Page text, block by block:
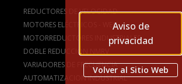
Aviso de
privacidad
Volver al Sitio Web
REDUCTORES DE VELOCIDAD
MOTORES ELÉCTRICOS - WEG
MOTORREDUCTORES INDUSTRIALES
DOBLE REDUCCIÓN NMRV
VARIADORES DE FRECUENCIA
AUTOMATIZACION INDUSTRIAL